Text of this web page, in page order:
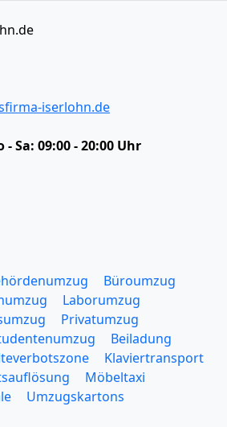
iserlohn.de
- Sa: 09:00 - 20:00 Uhr
Büroumzug
Laborumzug
Privatumzug
Beiladung
Klaviertransport
Möbeltaxi
Umzugskartons